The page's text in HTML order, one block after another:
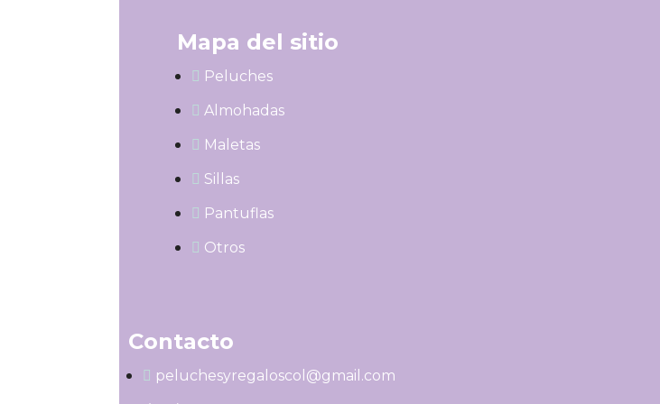
Mapa del sitio
Peluches
Almohadas
Maletas
Sillas
Pantuflas
Otros
Contacto
peluchesyregaloscol@gmail.com